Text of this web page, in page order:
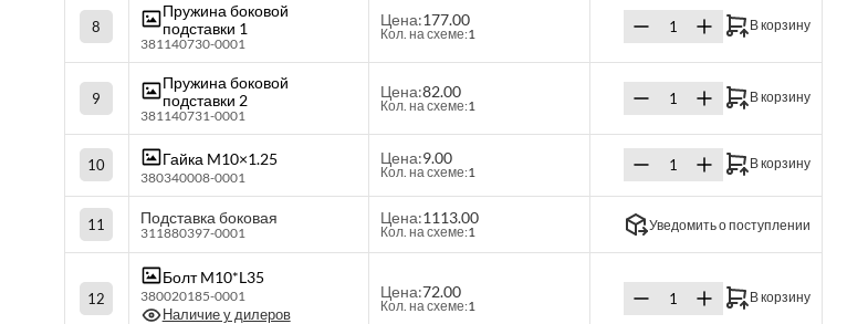
8
Пружина боковой
подставки 1
381140730-0001
Цена:177.00
Кол. на схеме:1
В корзину
9
Пружина боковой
подставки 2
381140731-0001
Цена:82.00
Кол. на схеме:1
В корзину
10 Гайка M10×1.25
380340008-0001
Цена:9.00
Кол. на схеме:1
В корзину
11 Подставка боковая
311880397-0001
Цена:1113.00
Кол. на схеме:1 Уведомить о поступлении
12
Болт M10*L35
380020185-0001
Наличие у дилеров
Цена:72.00
Кол. на схеме:1
В корзину